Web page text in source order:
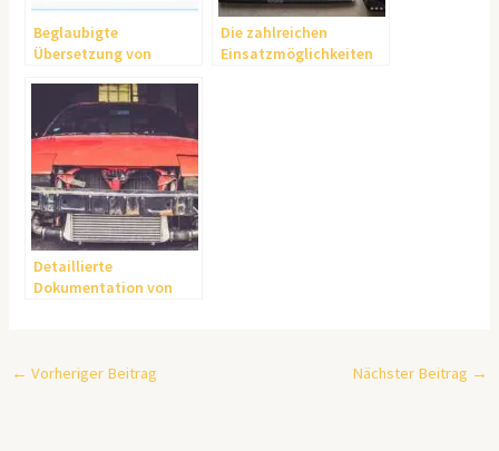
Beglaubigte
Übersetzung von
Die zahlreichen
Einsatzmöglichkeiten
Detaillierte
Dokumentation von
← Vorheriger Beitrag Nächster Beitrag →